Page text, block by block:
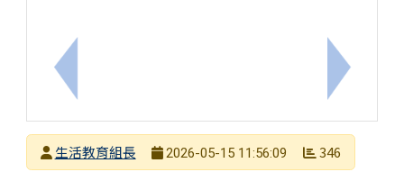
上一筆：【轉知訊息】2026澎湖海洋覺知探索營下一筆：
發布者生活教育組長
2026-05-15 11:56:09 346